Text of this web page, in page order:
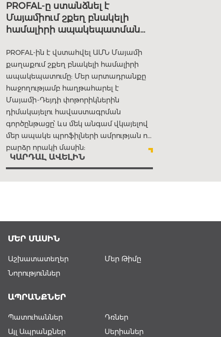
PROFAL-ը ստանձնել է
Մայամիում շքեղ բնակելի
համալիրի ապակեպատման
PROFAL-ին է վստահվել ԱՄՆ Մայամի
քաղաքում շքեղ բնակելի համալիրի
ապակեպատումը: Մեր արտադրանքը
հաջողությամբ հաղթահարել է
Մայամի-Դեյդի փոթորիկներին
դիմակայելու հավաստագրման
գործընթացը՝ ևս մեկ անգամ վկայելով
մեր ապակե պրոֆիլների ամրության ու
բարձր որակի մասին:
ԿԱՐԴԱԼ ԱՎԵԼԻՆ
ՄԵՐ ՄԱՍԻՆ
Աշխատատեղեր
Մեր Թիմը
Նորություններ
ԱՊՐԱՆՔՆԵՐ
Պատուհաններ
Դռներ
Այլ Ապրանքներ
Սերիաներ